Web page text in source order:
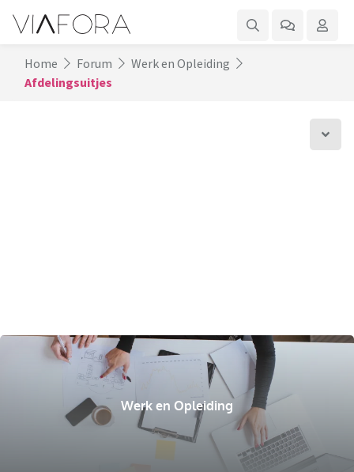
Home Forum
Werk en Opleiding
Afdelingsuitjes
Werk en Opleiding